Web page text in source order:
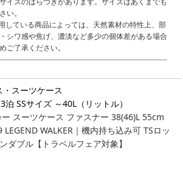
スーツケース
SSサイズ ～40L（リットル）
スーツケース ファスナー 38(46)L 55cm
WALKER｜機内持ち込み可 TSロッ
ダブル【トラベルフェア対象】
い。
している商品によっては、天然素材の特性上、部
シワ感や焦げ、濃淡など多少の個体差がある場合
ご了承ください。